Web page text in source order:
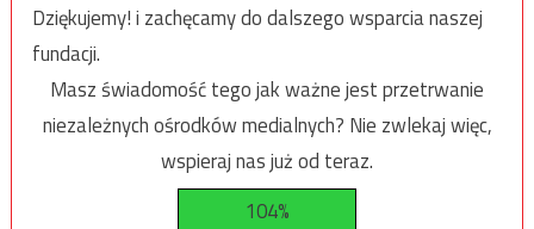
Dziękujemy! i zachęcamy do dalszego wsparcia naszej
fundacji.
Masz świadomość tego jak ważne jest przetrwanie
niezależnych ośrodków medialnych? Nie zwlekaj więc,
wspieraj nas już od teraz.
104%